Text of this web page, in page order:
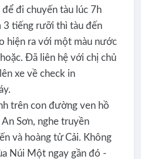
đi chuyến tàu lúc 7h
3 tiếng rưỡi thì tàu đến
hiện ra với một màu nước
Đã liên hệ với chị chủ
xe về check in
trên con đường ven hồ
Sơn, nghe truyền
và hoàng tử Cải. Không
Núi Một ngay gần đó -